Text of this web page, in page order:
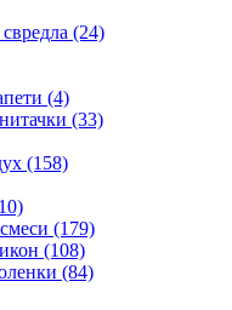
(24)
(4)
(33)
(158)
(179)
(108)
(84)